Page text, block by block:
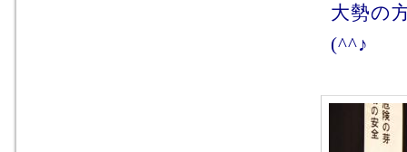
大勢の
(^^♪